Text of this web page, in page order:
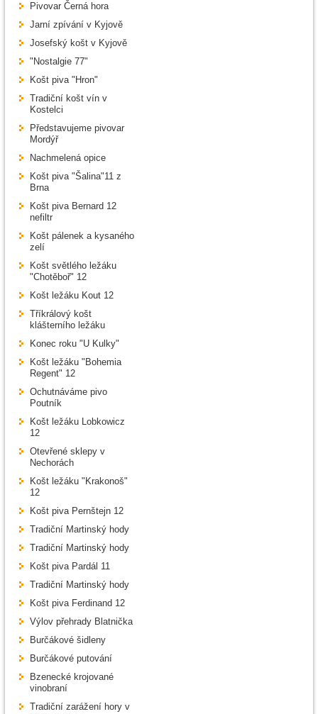
Pivovar Černá hora
Jarní zpívání v Kyjově
Josefský košt v Kyjově
"Nostalgie 77"
Košt piva "Hron"
Tradiční košt vín v
Kostelci
Představujeme pivovar
Mordýř
Nachmelená opice
Košt piva "Šalina"11 z
Brna
Košt piva Bernard 12
nefiltr
Košt pálenek a kysaného
zelí
Košt světlého ležáku
"Chotěboř" 12
Košt ležáku Kout 12
Tříkrálový košt
klášterního ležáku
Konec roku "U Kulky"
Košt ležáku "Bohemia
Regent" 12
Ochutnáváme pivo
Poutník
Košt ležáku Lobkowicz
12
Otevřené sklepy v
Nechorách
Košt ležáku "Krakonoš"
12
Košt piva Pernštejn 12
Tradiční Martinský hody
Tradiční Martinský hody
Košt piva Pardál 11
Tradiční Martinský hody
Košt piva Ferdinand 12
Výlov přehrady Blatnička
Burčákové šidleny
Burčákové putování
Bzenecké krojované
vinobraní
Tradiční zarážení hory v